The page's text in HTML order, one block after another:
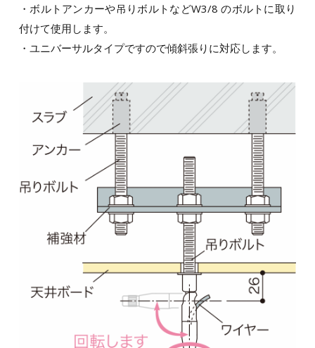
・ボルトアンカーや吊りボルトなどW3/8 のボルトに取り
付けて使用します。
・ユニバーサルタイプですので傾斜張りに対応します。